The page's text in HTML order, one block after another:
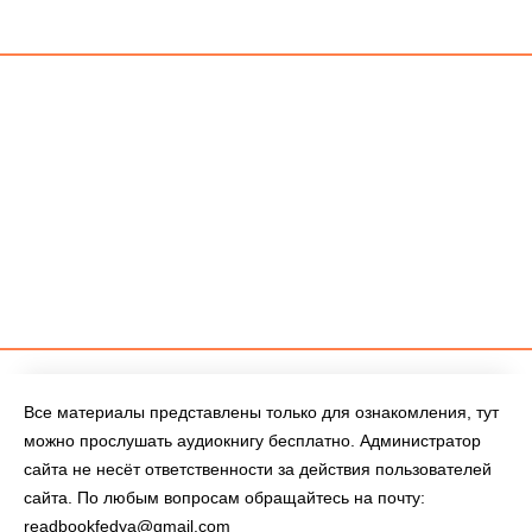
Все материалы представлены только для ознакомления, тут
можно прослушать аудиокнигу бесплатно. Администратор
сайта не несёт ответственности за действия пользователей
сайта. По любым вопросам обращайтесь на почту:
readbookfedya@gmail.com